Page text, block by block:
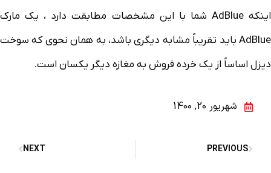
اینکه AdBlue شما با این مشخصات مطابقت دارد ، یک مارک
AdBlue باید تقریباً مشابه دیگری باشد، به همان نحوی که سوخت
دیزل اساساً از یک خرده فروش به مغازه دیگر یکسان است.
شهریور 20, 1400
PREVIOUS
NEXT